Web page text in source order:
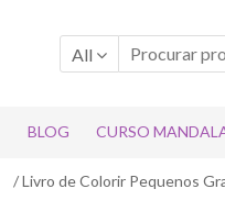
All
BLOG CURSO
/ Livro de Colorir Pequenos